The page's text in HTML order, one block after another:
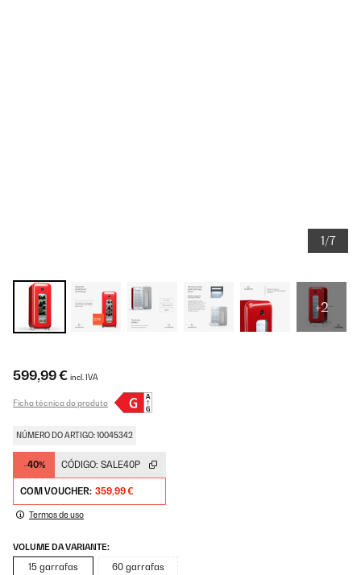
1/7
+2
599,99 € incl. IVA
Ficha técnica do produto
NÚMERO DO ARTIGO: 10045342
-40% CÓDIGO: SALE40P
COM VOUCHER: 359,99 €
Termos de uso
VOLUME DA VARIANTE:
15 garrafas 60 garrafas